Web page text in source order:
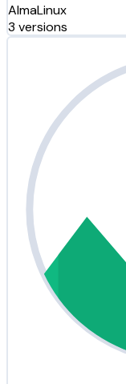
AlmaLinux
3 versions